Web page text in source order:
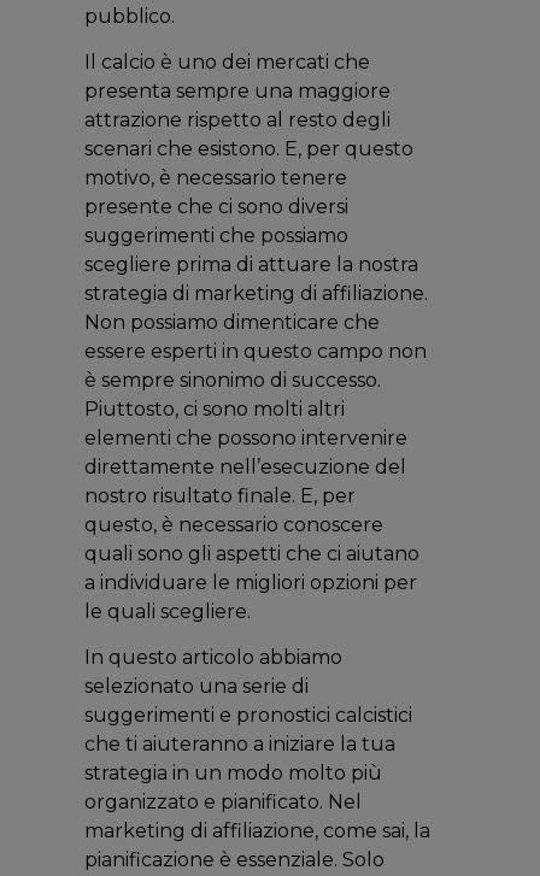
pubblico.
Il calcio è uno dei mercati che
presenta sempre una maggiore
attrazione rispetto al resto degli
scenari che esistono. E, per questo
motivo, è necessario tenere
presente che ci sono diversi
suggerimenti che possiamo
scegliere prima di attuare la nostra
strategia di marketing di affiliazione.
Non possiamo dimenticare che
essere esperti in questo campo non
è sempre sinonimo di successo.
Piuttosto, ci sono molti altri
elementi che possono intervenire
direttamente nell’esecuzione del
nostro risultato finale. E, per
questo, è necessario conoscere
quali sono gli aspetti che ci aiutano
a individuare le migliori opzioni per
le quali scegliere.
In questo articolo abbiamo
selezionato una serie di
suggerimenti e pronostici calcistici
che ti aiuteranno a iniziare la tua
strategia in un modo molto più
organizzato e pianificato. Nel
marketing di affiliazione, come sai, la
pianificazione è essenziale. Solo